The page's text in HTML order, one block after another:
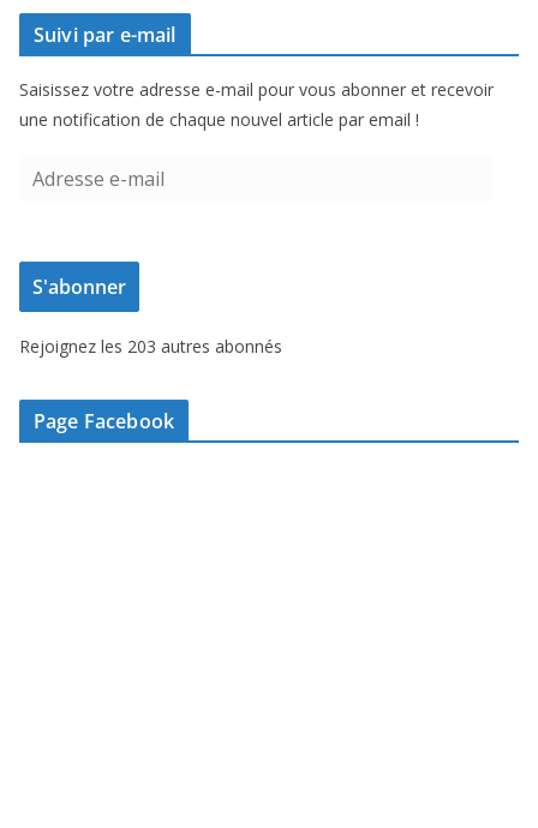
Suivi par e-mail
Saisissez votre adresse e-mail pour vous abonner et recevoir
une notification de chaque nouvel article par email !
e
s
e
-
m
S'abonner
Rejoignez les 203 autres abonnés
Page Facebook